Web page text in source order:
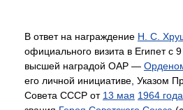
В ответ на награждение Н. С.
официального визита в Египет с
высшей наградой ОАР —
его личной инициативе, Указом
Совета СССР от 13 мая 1964 года